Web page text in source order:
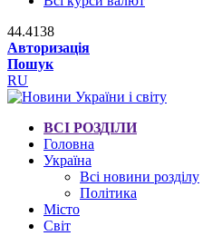
44.4138
Авторизація
Пошук
RU
ВСІ РОЗДІЛИ
Головна
Україна
Всі новини розділу
Політика
Місто
Світ